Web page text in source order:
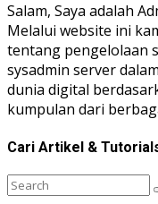
Salam, Saya adalah
Melalui website ini
tentang pengelolaan
sysadmin server
dunia digital
kumpulan dari
Cari Artikel &